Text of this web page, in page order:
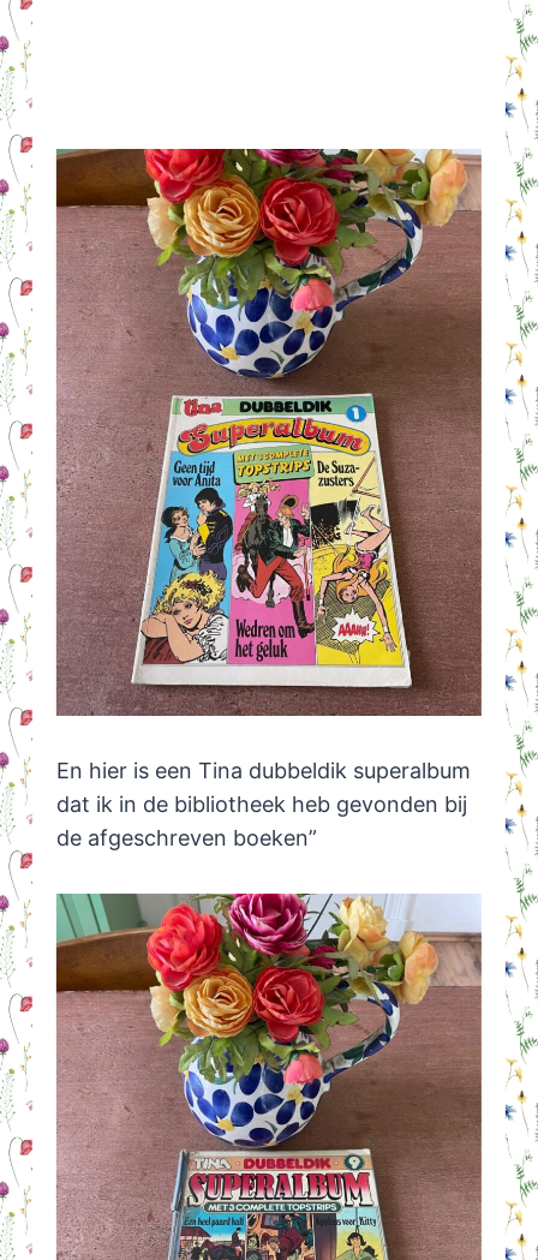
En hier is een Tina dubbeldik superalbum
dat ik in de bibliotheek heb gevonden bij
de afgeschreven boeken”